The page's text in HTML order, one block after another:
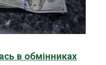
в обмінниках